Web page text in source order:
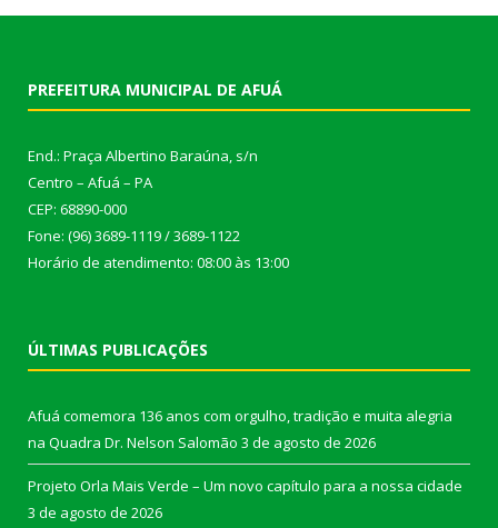
PREFEITURA MUNICIPAL DE AFUÁ
End.: Praça Albertino Baraúna, s/n
Centro – Afuá – PA
CEP: 68890-000
Fone: (96) 3689-1119 / 3689-1122
Horário de atendimento: 08:00 às 13:00
ÚLTIMAS PUBLICAÇÕES
Afuá comemora 136 anos com orgulho, tradição e muita alegria
na Quadra Dr. Nelson Salomão 3 de agosto de 2026
Projeto Orla Mais Verde – Um novo capítulo para a nossa cidade
3 de agosto de 2026